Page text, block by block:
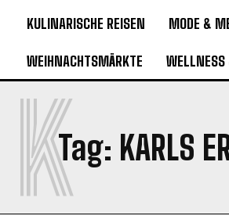
KULINARISCHE REISEN MODE &
WEIHNACHTSMÄRKTE
Tag: KARLS
K